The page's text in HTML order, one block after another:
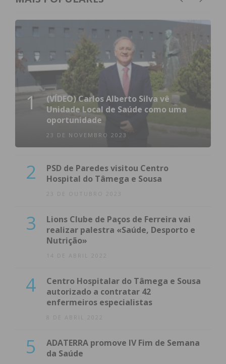
1
(VÍDEO) Carlos Alberto Silva vê
Unidade Local de Saúde como uma
oportunidade
23 DE NOVEMBRO 2023
2
PSD de Paredes visitou Centro
Hospital do Tâmega e Sousa
23 DE OUTUBRO 2023
3
Lions Clube de Paços de Ferreira vai
realizar palestra «Saúde, Desporto e
Nutrição»
14 DE ABRIL 2022
4
Centro Hospitalar do Tâmega e Sousa
autorizado a contratar 42
enfermeiros especialistas
8 DE ABRIL 2022
5
ADATERRA promove IV Fim de Semana
da Saúde